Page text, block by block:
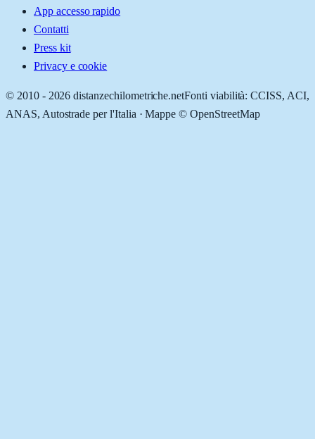
App accesso rapido
Contatti
Press kit
Privacy e cookie
© 2010 - 2026 distanzechilometriche.netFonti viabilità: CCISS, ACI,
ANAS, Autostrade per l'Italia · Mappe © OpenStreetMap